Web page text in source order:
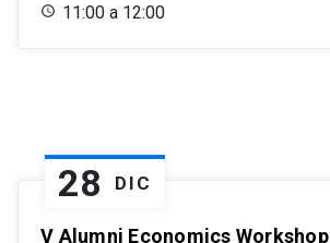
11:00 a 12:00
28 DIC
V Alumni Economics Workshop